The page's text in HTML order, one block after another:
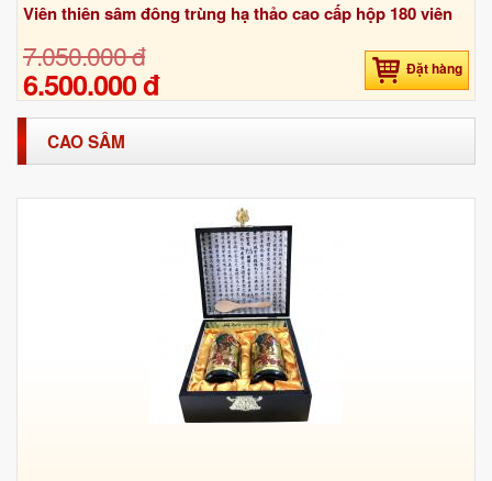
Viên thiên sâm đông trùng hạ thảo cao cấp hộp 180 viên
7.050.000 đ
6.500.000 đ Đặt hàng
CAO SÂM